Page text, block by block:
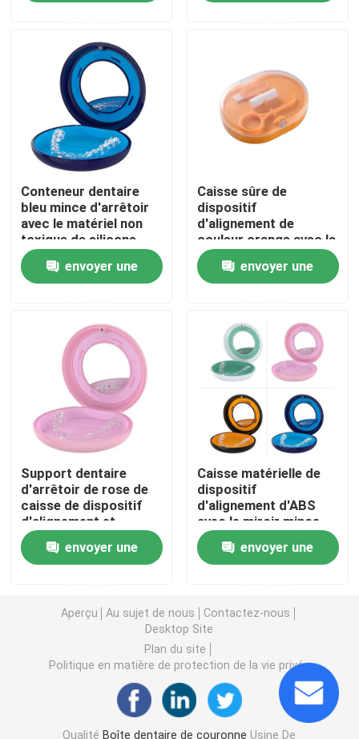
Visite d'usine
Contrôle de qualité
Contactez-nous
Demandez une citation
Boîte dentaire de couronne
Boîte dentaire de dentier
Caisse de dispositif d'alignement avec le miroir
Dispositif d'alignement dentaire Chewies
Solvant orthodontique de dispositif d'alignement
Liens orthodontiques de ligature
Kit orthodontique de soin
ouvreur de bouche dentaire
Conteneur dentaire
bleu mince d'arrêtoir
avec le matériel non
toxique de silicone
d'ABS
envoyer une
Caisse sûre de
dispositif
d'alignement de
couleur orange avec la
fermeture magnétique
de miroirenvoyer une
Support dentaire
d'arrêtoir de rose de
caisse de dispositif
d'alignement et
d'arrêtoir autour de
forme envoyer une
Caisse matérielle de
dispositif
d'alignement d'ABS
avec le miroir mince
avec les trous de
conduit réglables
envoyer une
Aperçu Au sujet de nous
Contactez-nous
Desktop Site
Plan du site
Politique en matière de protection de la vie privée
Qualité Boîte dentaire de couronne Usine De